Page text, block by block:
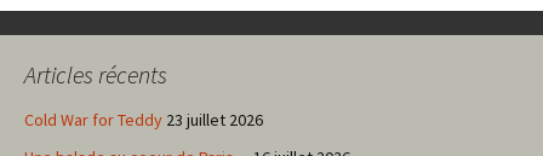
des
articles
Articles récents
Cold War for Teddy 23 juillet 2026